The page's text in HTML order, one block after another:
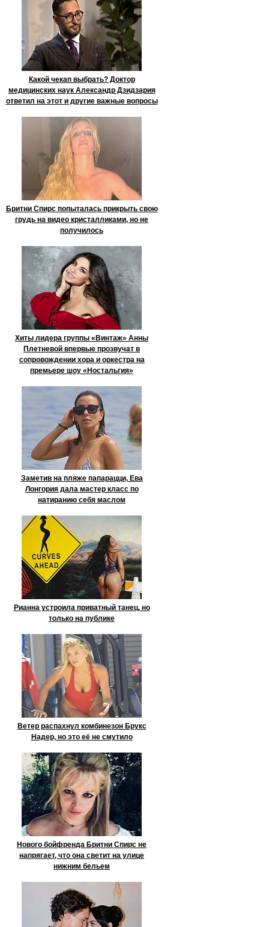
Какой чекап выбрать? Доктор
медицинских наук Александр Дзидзария
ответил на этот и другие важные вопросы
Бритни Спирс попыталась прикрыть свою
грудь на видео кристалликами, но не
получилось
Хиты лидера группы «Винтаж» Анны
Плетневой впервые прозвучат в
сопровождении хора и оркестра на
премьере шоу «Ностальгия»
Заметив на пляже папарацци, Ева
Лонгория дала мастер класс по
натиранию себя маслом
Рианна устроила приватный танец, но
только на публике
Ветер распахнул комбинезон Брукс
Надер, но это её не смутило
Нового бойфренда Бритни Спирс не
напрягает, что она светит на улице
нижним бельем